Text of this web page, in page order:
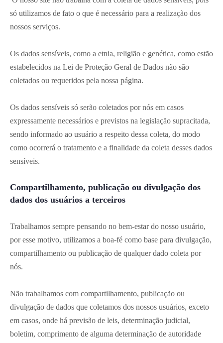
só utilizamos de fato o que é necessário para a realização dos
nossos serviços.
Os dados sensíveis, como a etnia, religião e genética, como estão
estabelecidos na Lei de Proteção Geral de Dados não são
coletados ou requeridos pela nossa página.
Os dados sensíveis só serão coletados por nós em casos
expressamente necessários e previstos na legislação supracitada,
sendo informado ao usuário a respeito dessa coleta, do modo
como ocorrerá o tratamento e a finalidade da coleta desses dados
sensíveis.
Compartilhamento, publicação ou divulgação dos
dados dos usuários a terceiros
Trabalhamos sempre pensando no bem-estar do nosso usuário,
por esse motivo, utilizamos a boa-fé como base para divulgação,
compartilhamento ou publicação de qualquer dado coleta por
nós.
Não trabalhamos com compartilhamento, publicação ou
divulgação de dados que coletamos dos nossos usuários, exceto
em casos, onde há previsão de leis, determinação judicial,
boletim, comprimento de alguma determinação de autoridade